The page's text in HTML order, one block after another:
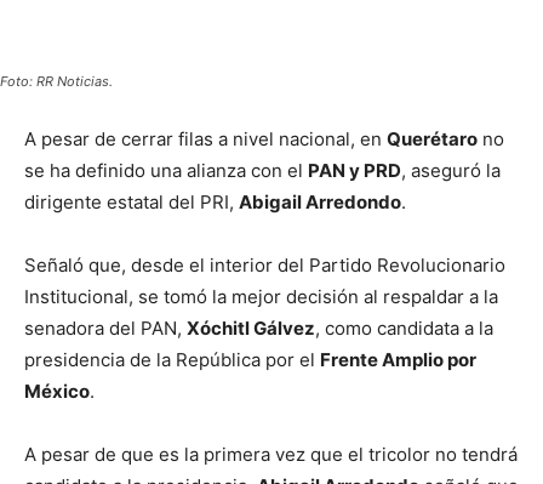
Foto: RR Noticias.
A pesar de cerrar filas a nivel nacional, en Querétaro no
se ha definido una alianza con el PAN y PRD, aseguró la
dirigente estatal del PRI, Abigail Arredondo.
Señaló que, desde el interior del Partido Revolucionario
Institucional, se tomó la mejor decisión al respaldar a la
senadora del PAN, Xóchitl Gálvez, como candidata a la
presidencia de la República por el Frente Amplio por
México.
A pesar de que es la primera vez que el tricolor no tendrá